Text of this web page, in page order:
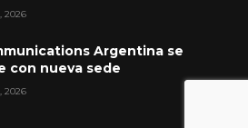
2026
Argentina se
con nueva sede
2026